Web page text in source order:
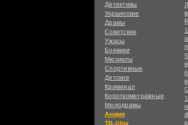
Детективы
Украинские
Драмы
Советские
Ужасы
Боевики
Мюзиклы
Спортивные
Детские
Криминал
Короткометражные
Мелодрамы
Аниме
ТВ-Шоу